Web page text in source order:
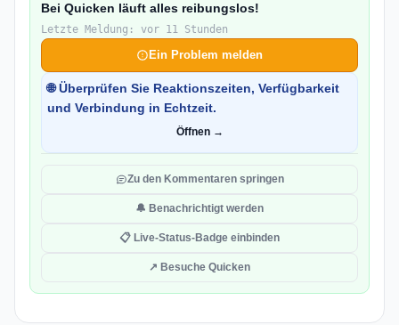
Bei Quicken läuft alles reibungslos!
Letzte Meldung: vor 11 Stunden
Ein Problem melden
🌐 Überprüfen Sie Reaktionszeiten, Verfügbarkeit
und Verbindung in Echtzeit.
Öffnen →
Zu den Kommentaren springen
🔔 Benachrichtigt werden
📋 Live-Status-Badge einbinden
↗ Besuche Quicken